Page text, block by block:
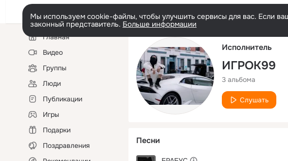
Мы используем cookie-файлы, чтобы улучшить сервисы для вас. Если
законный представитель. Больше информации
Левая
колонкаГлавная
Видео
Группы
Люди
Публикации
Игры
Подарки
Поздравления
Исполнитель
ИГРОК99
3 альбома
Слушать
Песни